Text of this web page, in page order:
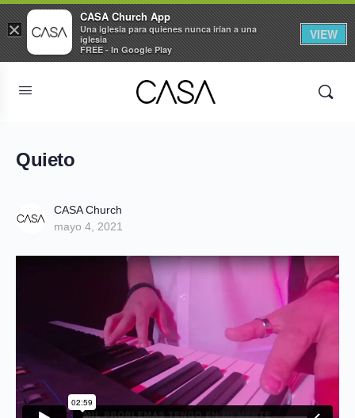
Quieto
CASA Church
mayo 4, 2021
×
CASA Church App
Una iglesia para quienes nunca irían a una
iglesia
FREE - In Google Play
VIEW